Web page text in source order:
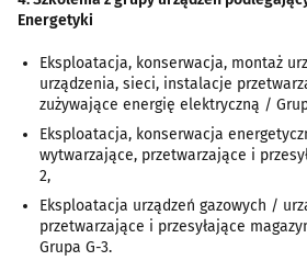
Energetyki
Eksploatacja, konserwacja, montaż
urządzenia, sieci, instalacje
zużywające energię elektryczną /
Eksploatacja, konserwacja
wytwarzające, przetwarzające i
2,
Eksploatacja urządzeń gazowych /
przetwarzające i przesyłające
Grupa G-3.